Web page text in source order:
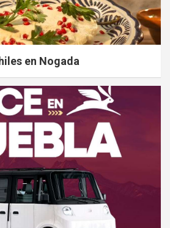
en Nogada